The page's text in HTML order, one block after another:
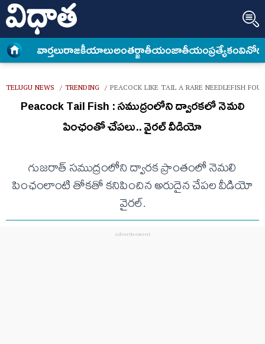
వార్త‌లురాజకీయాలుఅంత‌ర్జాతీయంజాతీయంప్రత్యేకం
TELUGU NEWS / TRENDING / PEACOCK LIKE TAIL A RARE NEEDLEFISH
Peacock Tail Fish : సముద్రంలోని ద్వారకలో నెమలి
పింఛంతో చేపలు.. వైరల్ వీడియో
గుజరాత్ సముద్రంలోని ద్వారక ప్రాంతంలో నెమలి
పింఛంలాంటి తోకతో కనిపించిన అరుదైన చేపల వీడియో
వైరల్.